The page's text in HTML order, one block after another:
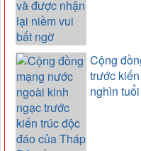
Cộng
trước
nghìn tuổi